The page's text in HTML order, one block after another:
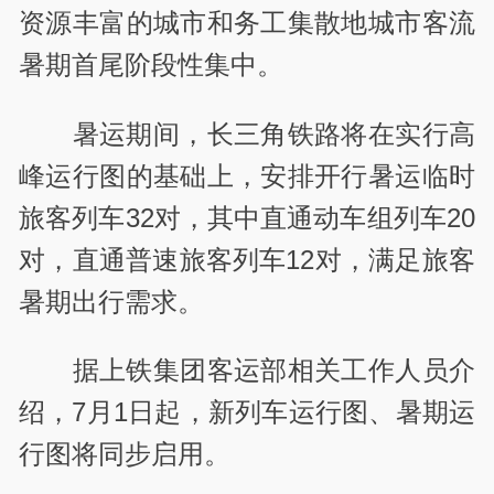
资源丰富的城市和务工集散地城市客流
暑期首尾阶段性集中。
暑运期间，长三角铁路将在实行高
峰运行图的基础上，安排开行暑运临时
旅客列车32对，其中直通动车组列车20
对，直通普速旅客列车12对，满足旅客
暑期出行需求。
据上铁集团客运部相关工作人员介
绍，7月1日起，新列车运行图、暑期运
行图将同步启用。